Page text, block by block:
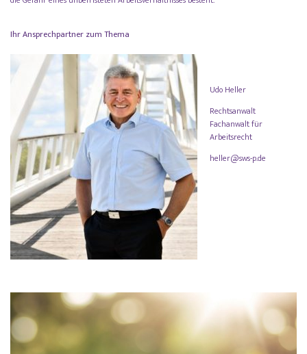
Ihr Ansprechpartner zum Thema
Udo Heller
Rechtsanwalt
Fachanwalt für
Arbeitsrecht
heller@sws-p.de